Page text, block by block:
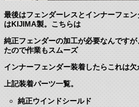
最後はフェンダーレスとインナーフェ
はKIJIMA製。こちらは
純正フェンダーの加工が必要なんです
たので作業もスムーズ
インナーフェンダー装着したらこれは欠
上記装着パーツ一覧。
純正ウインドシールド